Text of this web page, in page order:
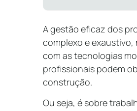
A gestão eficaz dos
complexo e exaustivo,
com as tecnologias
profissionais podem
construção.
Ou seja, é sobre